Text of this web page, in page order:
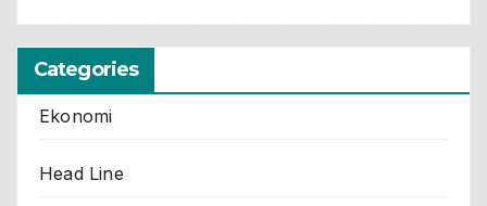
Categories
Ekonomi
Head Line